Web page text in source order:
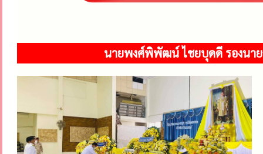
นายพงศ์พิพัฒน์ ไชยบุดดี รองนาย